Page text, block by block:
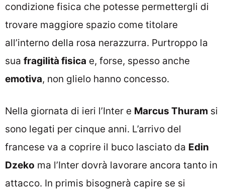
condizione fisica che potesse permettergli di
trovare maggiore spazio come titolare
all’interno della rosa nerazzurra. Purtroppo la
sua fragilità fisica e, forse, spesso anche
emotiva, non glielo hanno concesso.
Nella giornata di ieri l’Inter e Marcus Thuram si
sono legati per cinque anni. L’arrivo del
francese va a coprire il buco lasciato da Edin
Dzeko ma l’Inter dovrà lavorare ancora tanto in
attacco. In primis bisognerà capire se si